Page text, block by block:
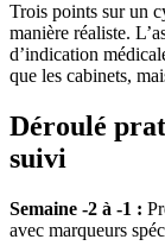
Trois points sur un
manière réaliste.
d’indication
que les cabinets,
Déroulé
suivi
Semaine -2 à -1 :
avec marqueurs